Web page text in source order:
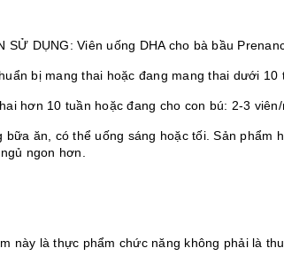
SỬ DỤNG: Viên uống DHA cho bà bầu
bị mang thai hoặc đang mang thai dưới 10
hơn 10 tuần hoặc đang cho con bú: 2-3
bữa ăn, có thể uống sáng hoặc tối. Sản
ngon hơn.
này là thực phẩm chức năng không phải là